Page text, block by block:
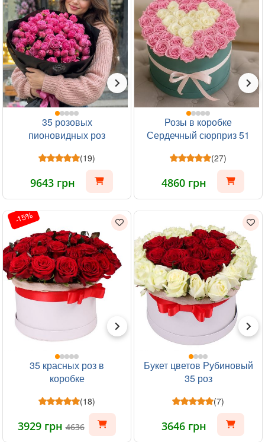
35 розовых
пионовидных роз
(19)
9643 грн
Розы в коробке
Сердечный сюрприз 51
(27)
4860 грн
-15%
35 красных роз в
коробке
(18)
3929 грн4636
Букет цветов Рубиновый
35 роз
(7)
3646 грн